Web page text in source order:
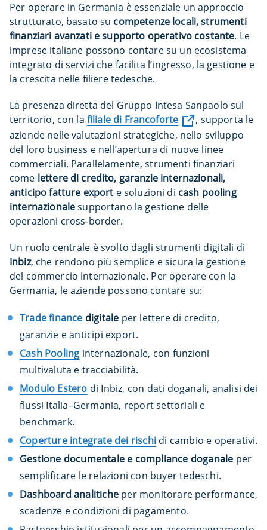
Per operare in Germania è essenziale un approccio
strutturato, basato su competenze locali, strumenti
finanziari avanzati e supporto operativo costante. Le
imprese italiane possono contare su un ecosistema
integrato di servizi che facilita l’ingresso, la gestione e
la crescita nelle filiere tedesche.
La presenza diretta del Gruppo Intesa Sanpaolo sul
territorio, con la filiale di Francoforte
, supporta le
aziende nelle valutazioni strategiche, nello sviluppo
del loro business e nell’apertura di nuove linee
commerciali. Parallelamente, strumenti finanziari
come lettere di credito, garanzie internazionali,
anticipo fatture export e soluzioni di cash pooling
internazionalesupportano la gestione delle
operazioni cross-border.
Un ruolo centrale è svolto dagli strumenti digitali di
Inbiz, che rendono più semplice e sicura la gestione
del commercio internazionale. Per operare con la
Germania, le aziende possono contare su:
Trade finance digitale per lettere di credito,
garanzie e anticipi export.
Cash Pooling internazionale, con funzioni
multivaluta e tracciabilità.
Modulo Estero di Inbiz, con dati doganali, analisi dei
flussi Italia–Germania, report settoriali e
benchmark.
Coperture integrate dei rischi di cambio e operativi.
Gestione documentale e compliance doganale per
semplificare le relazioni con buyer tedeschi.
Dashboard analitiche per monitorare performance,
scadenze e condizioni di pagamento.